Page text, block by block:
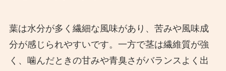
葉は水分が多く繊細な風味があり、苦みや風味成
分が感じられやすいです。一方で茎は繊維質が強
く、噛んだときの甘みや青臭さがバランスよく出